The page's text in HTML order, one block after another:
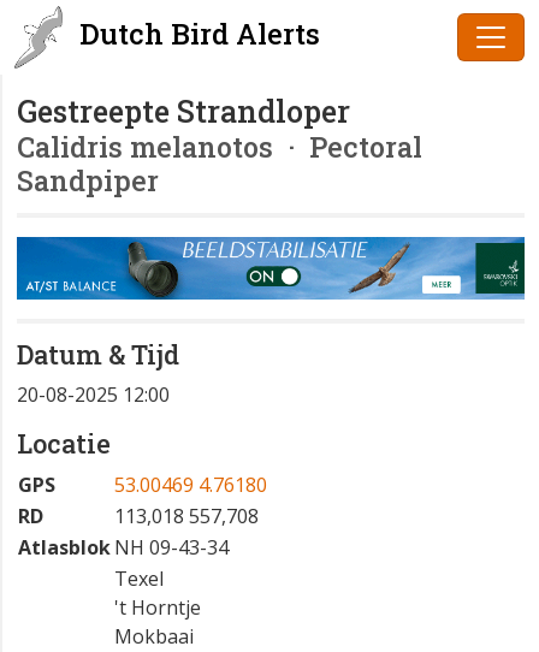
Dutch Bird Alerts
Gestreepte Strandloper
Calidris melanotos · Pectoral
Sandpiper
Datum & Tijd
20-08-2025 12:00
Locatie
GPS
53.00469 4.76180
RD
113,018 557,708
AtlasblokNH 09-43-34
Texel
't Horntje
Mokbaai